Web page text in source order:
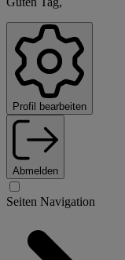
Profil bearbeiten
Abmelden
Seiten Navigation